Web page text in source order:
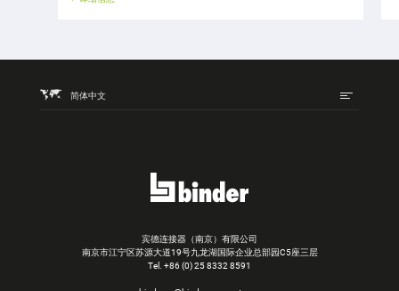
简体中文
宾德连接器（南京）有限公司
南京市江宁区苏源大道19号九龙湖国际企业总部园C5座三层
Tel. +86 (0) 25 8332 8591